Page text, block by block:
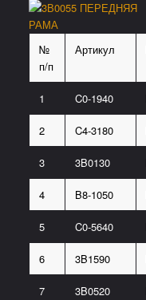
№
п/п
Артикул
1 C0-1940
2 C4-3180
3 3B0130
4 B8-1050
5 C0-5640
6 3B1590
7 3B0520